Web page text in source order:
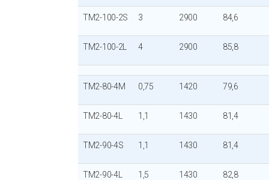
TM2-100-2S 3 2900 84,6
TM2-100-2L 4 2900 85,8
TM2-80-4M 0,75 1420 79,6
TM2-80-4L 1,1 1430 81,4
TM2-90-4S 1,1 1430 81,4
TM2-90-4L 1,5 1430 82,8